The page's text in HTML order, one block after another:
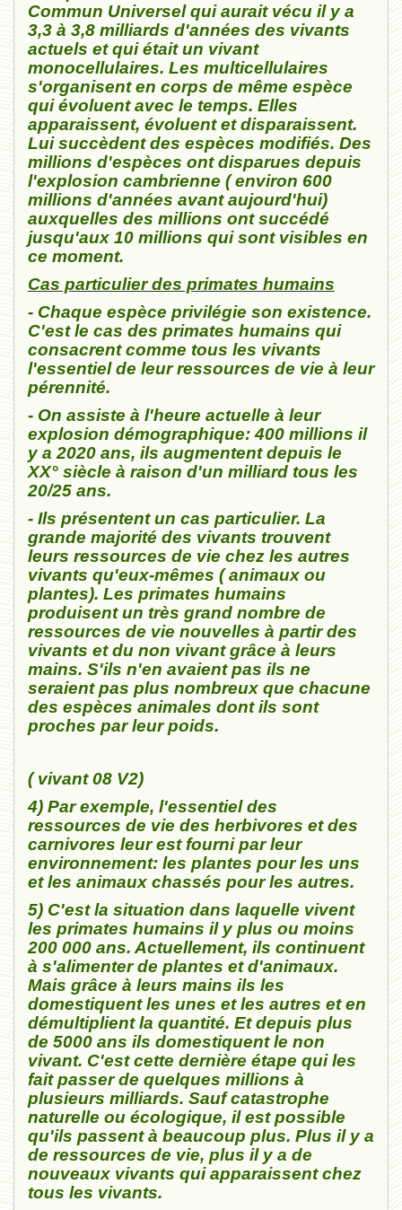
Commun Universel qui aurait vécu il y a
3,3 à 3,8 milliards d'années des vivants
actuels et qui était un vivant
monocellulaires. Les multicellulaires
s'organisent en corps de même espèce
qui évoluent avec le temps. Elles
apparaissent, évoluent et disparaissent.
Lui succèdent des espèces modifiés. Des
millions d'espèces ont disparues depuis
l'explosion cambrienne ( environ 600
millions d'années avant aujourd'hui)
auxquelles des millions ont succédé
jusqu'aux 10 millions qui sont visibles en
ce moment.
Cas particulier des primates humains
- Chaque espèce privilégie son existence.
C'est le cas des primates humains qui
consacrent comme tous les vivants
l'essentiel de leur ressources de vie à leur
pérennité.
- On assiste à l'heure actuelle à leur
explosion démographique: 400 millions il
y a 2020 ans, ils augmentent depuis le
XX° siècle à raison d'un milliard tous les
20/25 ans.
- Ils présentent un cas particulier. La
grande majorité des vivants trouvent
leurs ressources de vie chez les autres
vivants qu'eux-mêmes ( animaux ou
plantes). Les primates humains
produisent un très grand nombre de
ressources de vie nouvelles à partir des
vivants et du non vivant grâce à leurs
mains. S'ils n'en avaient pas ils ne
seraient pas plus nombreux que chacune
des espèces animales dont ils sont
proches par leur poids.
(vivant 08 V2)
4) Par exemple, l'essentiel des
ressources de vie des herbivores et des
carnivores leur est fourni par leur
environnement: les plantes pour les uns
et les animaux chassés pour les autres.
5) C'est la situation dans laquelle vivent
les primates humains il y plus ou moins
200 000 ans. Actuellement, ils continuent
à s'alimenter de plantes et d'animaux.
Mais grâce à leurs mains ils les
domestiquent les unes et les autres et en
démultiplient la quantité. Et depuis plus
de 5000 ans ils domestiquent le non
vivant. C'est cette dernière étape qui les
fait passer de quelques millions à
plusieurs milliards. Sauf catastrophe
naturelle ou écologique, il est possible
qu'ils passent à beaucoup plus. Plus il y a
de ressources de vie, plus il y a de
nouveaux vivants qui apparaissent chez
tous les vivants.